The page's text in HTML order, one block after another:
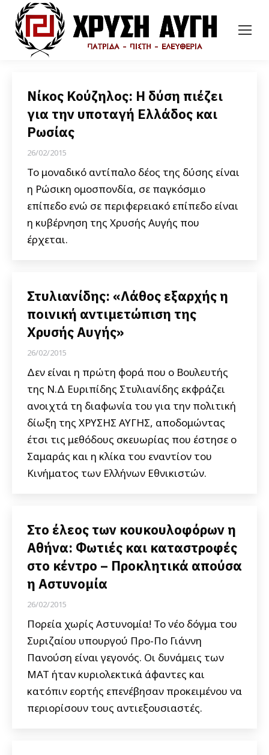
Νίκος Κούζηλος: Η δύση πιέζει
για την υποταγή Ελλάδος και
Ρωσίας
26/02/2015
Το μοναδικό αντίπαλο δέος της δύσης είναι
η Ρώσικη ομοσπονδία, σε παγκόσμιο
επίπεδο ενώ σε περιφερειακό επίπεδο είναι
η κυβέρνηση της Χρυσής Αυγής που
έρχεται.
Στυλιανίδης: «Λάθος εξαρχής η
ποινική αντιμετώπιση της
Χρυσής Αυγής»
26/02/2015
Δεν είναι η πρώτη φορά που ο Βουλευτής
της Ν.Δ Ευριπίδης Στυλιανίδης εκφράζει
ανοιχτά τη διαφωνία του για την πολιτική
δίωξη της ΧΡΥΣΗΣ ΑΥΓΗΣ, αποδομώντας
έτσι τις μεθόδους σκευωρίας που έστησε ο
Σαμαράς και η κλίκα του εναντίον του
Κινήματος των Ελλήνων Εθνικιστών.
Στο έλεος των κουκουλοφόρων η
Αθήνα: Φωτιές και καταστροφές
στο κέντρο – Προκλητικά απούσα
η Αστυνομία
26/02/2015
Πορεία χωρίς Αστυνομία! Το νέο δόγμα του
Συριζαίου υπουργού Προ-Πο Γιάννη
Πανούση είναι γεγονός. Οι δυνάμεις των
ΜΑΤ ήταν κυριολεκτικά άφαντες και
κατόπιν εορτής επενέβησαν προκειμένου να
περιορίσουν τους αντιεξουσιαστές.